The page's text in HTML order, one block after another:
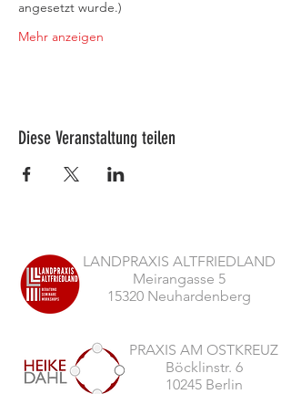
angesetzt wurde.)
Mehr anzeigen
Diese Veranstaltung teilen
LANDPRAXIS ALTFRIEDLAND
Meirangasse 5
15320 Neuhardenberg
PRAXIS AM OSTKREUZ
Böcklinstr. 6
10245 Berlin